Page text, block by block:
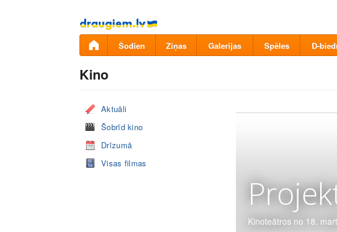
Pāriet
uz
saturu
Šodien Ziņas Galerijas Spēles D-
Kino
Aktuāli
Šobrīd kino
Drīzumā
Visas filmas
Kinoteātros no 18.